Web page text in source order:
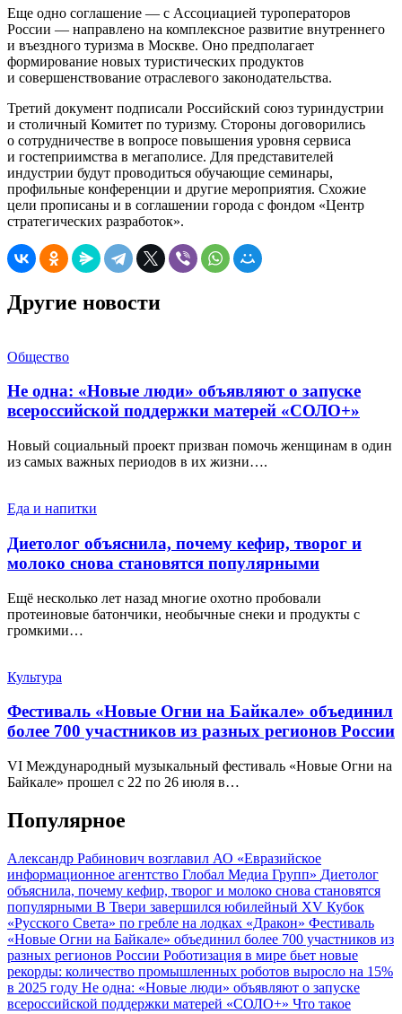
Еще одно соглашение — с Ассоциацией туроператоров
России — направлено на комплексное развитие внутреннего
и въездного туризма в Москве. Оно предполагает
формирование новых туристических продуктов
и совершенствование отраслевого законодательства.
Третий документ подписали Российский союз туриндустрии
и столичный Комитет по туризму. Стороны договорились
о сотрудничестве в вопросе повышения уровня сервиса
и гостеприимства в мегаполисе. Для представителей
индустрии будут проводиться обучающие семинары,
профильные конференции и другие мероприятия. Схожие
цели прописаны и в соглашении города с фондом «Центр
стратегических разработок».
Другие новости
Общество
Не одна: «Новые люди» объявляют о запуске
всероссийской поддержки матерей «СОЛО+»
Новый социальный проект призван помочь женщинам в один
из самых важных периодов в их жизни….
Еда и напитки
Диетолог объяснила, почему кефир, творог и
молоко снова становятся популярными
Ещё несколько лет назад многие охотно пробовали
протеиновые батончики, необычные снеки и продукты с
громкими…
Культура
Фестиваль «Новые Огни на Байкале» объединил
более 700 участников из разных регионов России
VI Международный музыкальный фестиваль «Новые Огни на
Байкале» прошел с 22 по 26 июля в…
Популярное
Александр Рабинович возглавил АО «Евразийское
информационное агентство Глобал Медиа Групп» Диетолог
объяснила, почему кефир, творог и молоко снова становятся
популярными В Твери завершился юбилейный XV Кубок
«Русского Света» по гребле на лодках «Дракон» Фестиваль
«Новые Огни на Байкале» объединил более 700 участников из
разных регионов России Роботизация в мире бьет новые
рекорды: количество промышленных роботов выросло на 15%
в 2025 году Не одна: «Новые люди» объявляют о запуске
всероссийской поддержки матерей «СОЛО+» Что такое